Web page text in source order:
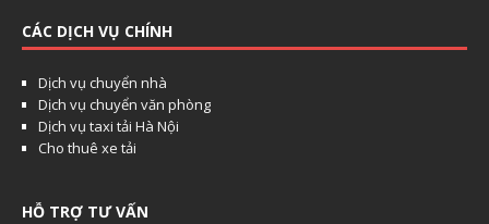
CÁC DỊCH VỤ CHÍNH
Dịch vụ chuyển nhà
Dịch vụ chuyển văn phòng
Dịch vụ taxi tải Hà Nội
Cho thuê xe tải
HỖ TRỢ TƯ VẤN